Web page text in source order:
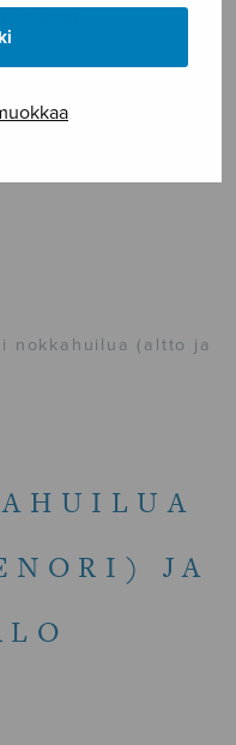
mukaan
nokkahuilua (altto ja
JA